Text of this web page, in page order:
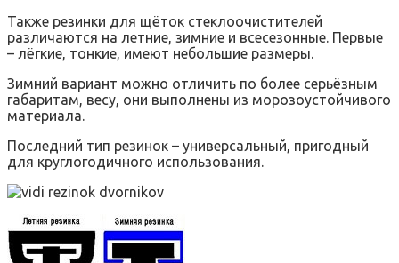
Также резинки для щёток стеклоочистителей
различаются на летние, зимние и всесезонные. Первые
– лёгкие, тонкие, имеют небольшие размеры.
Зимний вариант можно отличить по более серьёзным
габаритам, весу, они выполнены из морозоустойчивого
материала.
Последний тип резинок – универсальный, пригодный
для круглогодичного использования.